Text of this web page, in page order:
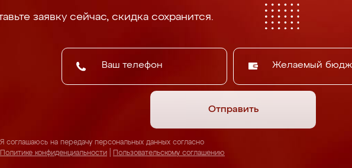
заявку сейчас, скидка сохранится.
Желаемый
Отправить
Я соглашаюсь на передачу персональных данных согласно
Политике конфиденциальности
Пользовательскому соглашению